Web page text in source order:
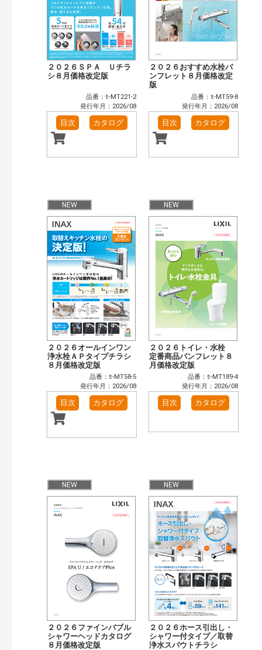
２０２６ＳＰＡ Ｕチラ
シ８月価格改定版
品番：ｾ-MT221-2
発行年月：2026/08
目次 カタログ
２０２６おすすめ水栓パ
ンフレット８月価格改定
版
品番：ｾ-MT59-8
発行年月：2026/08
目次 カタログ
NEW
２０２６オールインワン
浄水栓ＡＰタイプチラシ
８月価格改定版
品番：ｾ-MT58-5
発行年月：2026/08
目次 カタログ
NEW
２０２６トイレ・水栓
定番商品パンフレット８
月価格改定版
品番：ｾ-MT189-4
発行年月：2026/08
目次 カタログ
NEW
２０２６ファインバブル
シャワーヘッドカタログ
８月価格改定版
NEW
２０２６ホース引出し・
シャワー付タイプ／取替
浄水スパウトチラシ